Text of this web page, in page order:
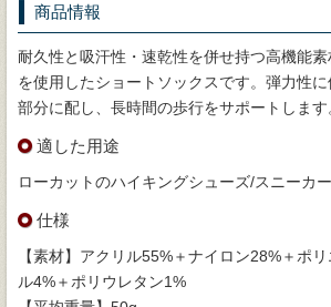
商品情報
耐久性と吸汗性・速乾性を併せ持つ高機能素
を使用したショートソックスです。弾力性
部分に配し、長時間の歩行をサポートします
適した用途
ローカットのハイキングシューズ/スニーカ
仕様
【素材】アクリル55%＋ナイロン28%＋ポ
ル4%＋ポリウレタン1%